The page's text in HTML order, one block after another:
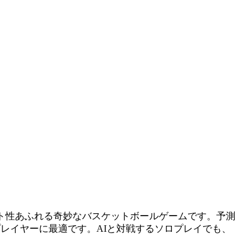
あふれる奇妙なバスケットボールゲームです。予測
イヤーに最適です。AIと対戦するソロプレイでも、